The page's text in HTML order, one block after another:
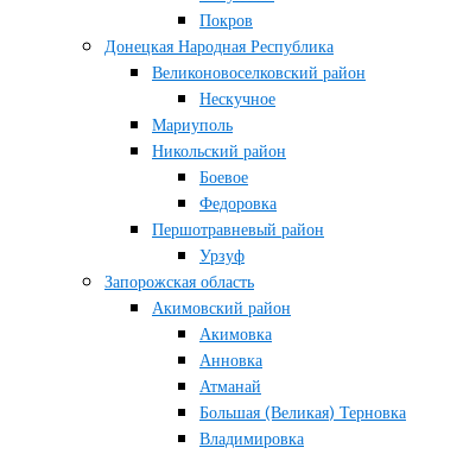
Покров
Донецкая Народная Республика
Великоновоселковский район
Нескучное
Мариуполь
Никольский район
Боевое
Федоровка
Першотравневый район
Урзуф
Запорожская область
Акимовский район
Акимовка
Анновка
Атманай
Большая (Великая) Терновка
Владимировка